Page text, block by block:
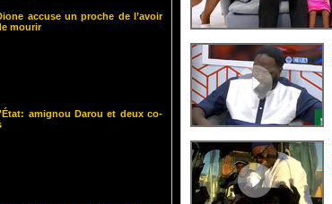
accuse un proche de l’avoir
mourir
amignou Darou et deux co-